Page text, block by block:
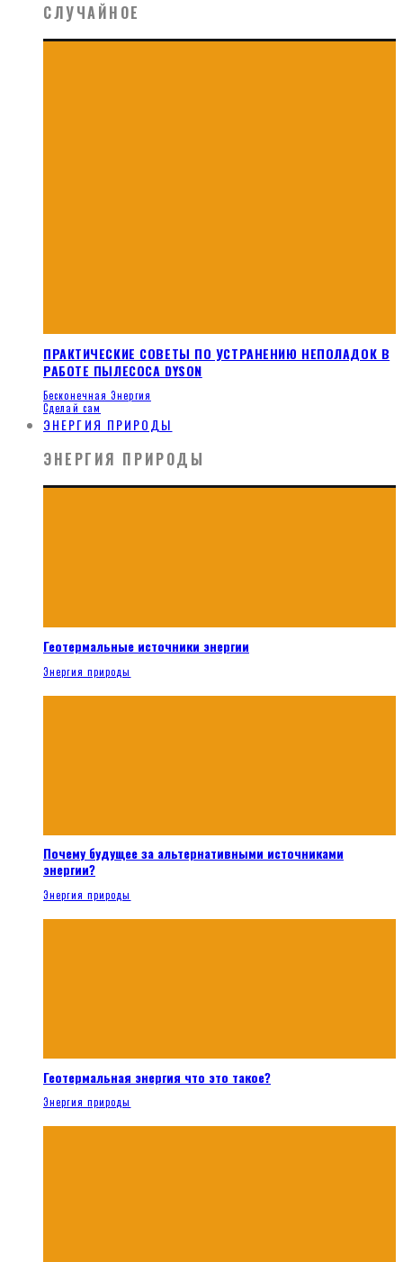
СЛУЧАЙНОЕ
ПРАКТИЧЕСКИЕ СОВЕТЫ ПО УСТРАНЕНИЮ НЕПОЛАДОК В
РАБОТЕ ПЫЛЕСОСА DYSON
Бесконечная Энергия
Сделай сам
ЭНЕРГИЯ ПРИРОДЫ
ЭНЕРГИЯ ПРИРОДЫ
Геотермальные источники энергии
Энергия природы
Почему будущее за альтернативными источниками
энергии?
Энергия природы
Геотермальная энергия что это такое?
Энергия природы